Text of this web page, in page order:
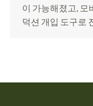
이 가능해졌고, 모
덕션 개입 도구로